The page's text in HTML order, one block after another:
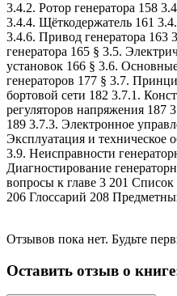
3.4.2. Ротор генератора 158
3.4.4. Щёткодержатель 161
3.4.6. Привод генератора
генератора 165 § 3.5.
установок 166 § 3.6.
генераторов 177 § 3.7.
бортовой сети 182 3.7.1.
регуляторов напряжения 187
189 3.7.3. Электронное
Эксплуатация и техническое
3.9. Неисправности
Диагностирование
вопросы к главе 3 201
206 Глоссарий 208
Отзывов пока нет. Будьте
Оставить отзыв о